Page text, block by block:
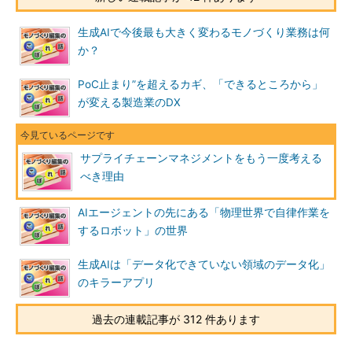
生成AIで今後最も大きく変わるモノづくり業務は何
か？
PoC止まり”を超えるカギ、「できるところから」
が変える製造業のDX
サプライチェーンマネジメントをもう一度考える
べき理由
AIエージェントの先にある「物理世界で自律作業を
するロボット」の世界
生成AIは「データ化できていない領域のデータ化」
のキラーアプリ
過去の連載記事が 312 件あります